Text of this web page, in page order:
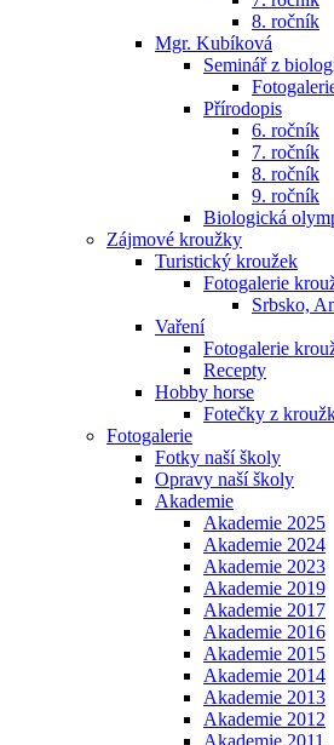
8. ročník
Mgr. Kubíková
Seminář z
Přírodopis
6. ročník
7. ročník
8. ročník
9. ročník
Biologická
Zájmové kroužky
Turistický kroužek
Fotogalerie
Srbsko,
Vaření
Fotogalerie
Recepty
Hobby horse
Fotečky z
Fotogalerie
Fotky naší školy
Opravy naší školy
Akademie
Akademie 2025
Akademie 2024
Akademie 2023
Akademie 2019
Akademie 2017
Akademie 2016
Akademie 2015
Akademie 2014
Akademie 2013
Akademie 2012
Akademie 2011